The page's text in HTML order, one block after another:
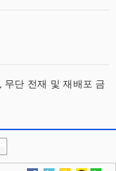
무단 전재 및 재배포 금